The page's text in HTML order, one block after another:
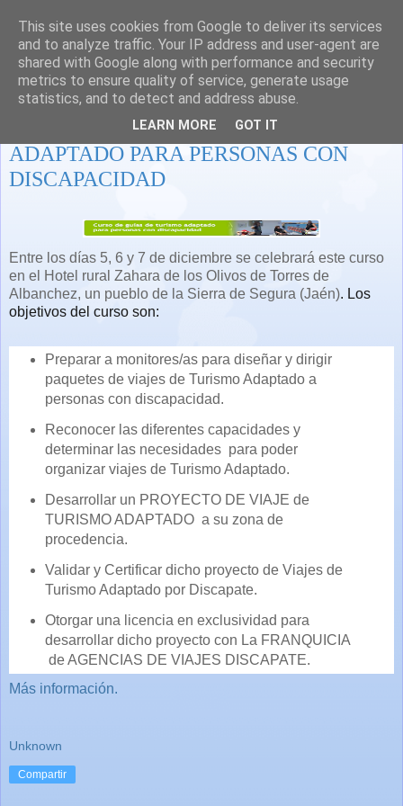
CURSO DE GUÍAS DE TURISMO
ADAPTADO PARA PERSONAS CON
DISCAPACIDAD
Entre los días 5, 6 y 7 de diciembre se celebrará este curso
en el Hotel rural Zahara de los Olivos de Torres de
Albanchez, un pueblo de la Sierra de Segura (Jaén). Los
objetivos del curso son:
Preparar a monitores/as para diseñar y dirigir
paquetes de viajes de Turismo Adaptado a
personas con discapacidad.
Reconocer las diferentes capacidades y
determinar las necesidades para poder
organizar viajes de Turismo Adaptado.
Desarrollar un PROYECTO DE VIAJE de
TURISMO ADAPTADO a su zona de
procedencia.
Validar y Certificar dicho proyecto de Viajes de
Turismo Adaptado por Discapate.
Otorgar una licencia en exclusividad para
desarrollar dicho proyecto con La FRANQUICIA
de AGENCIAS DE VIAJES DISCAPATE.
Más información.
Unknown
Compartir
This site uses cookies from Google to deliver its services
and to analyze traffic. Your IP address and user-agent are
shared with Google along with performance and security
metrics to ensure quality of service, generate usage
statistics, and to detect and address abuse.
LEARN MORE GOT IT